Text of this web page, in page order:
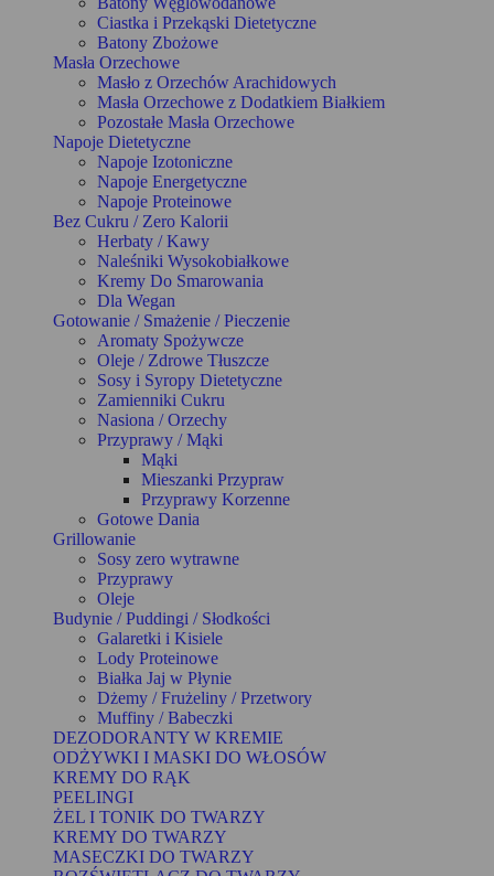
Ciastka i Przekąski Dietetyczne
Batony Zbożowe
Masła Orzechowe
Masło z Orzechów Arachidowych
Masła Orzechowe z Dodatkiem Białkiem
Pozostałe Masła Orzechowe
Napoje Dietetyczne
Napoje Izotoniczne
Napoje Energetyczne
Napoje Proteinowe
Bez Cukru / Zero Kalorii
Herbaty / Kawy
Naleśniki Wysokobiałkowe
Kremy Do Smarowania
Dla Wegan
Gotowanie / Smażenie / Pieczenie
Aromaty Spożywcze
Oleje / Zdrowe Tłuszcze
Sosy i Syropy Dietetyczne
Zamienniki Cukru
Nasiona / Orzechy
Przyprawy / Mąki
Mąki
Mieszanki Przypraw
Przyprawy Korzenne
Gotowe Dania
Grillowanie
Sosy zero wytrawne
Przyprawy
Oleje
Budynie / Puddingi / Słodkości
Galaretki i Kisiele
Lody Proteinowe
Białka Jaj w Płynie
Dżemy / Frużeliny / Przetwory
Muffiny / Babeczki
DEZODORANTY W KREMIE
ODŻYWKI I MASKI DO WŁOSÓW
KREMY DO RĄK
PEELINGI
ŻEL I TONIK DO TWARZY
KREMY DO TWARZY
MASECZKI DO TWARZY